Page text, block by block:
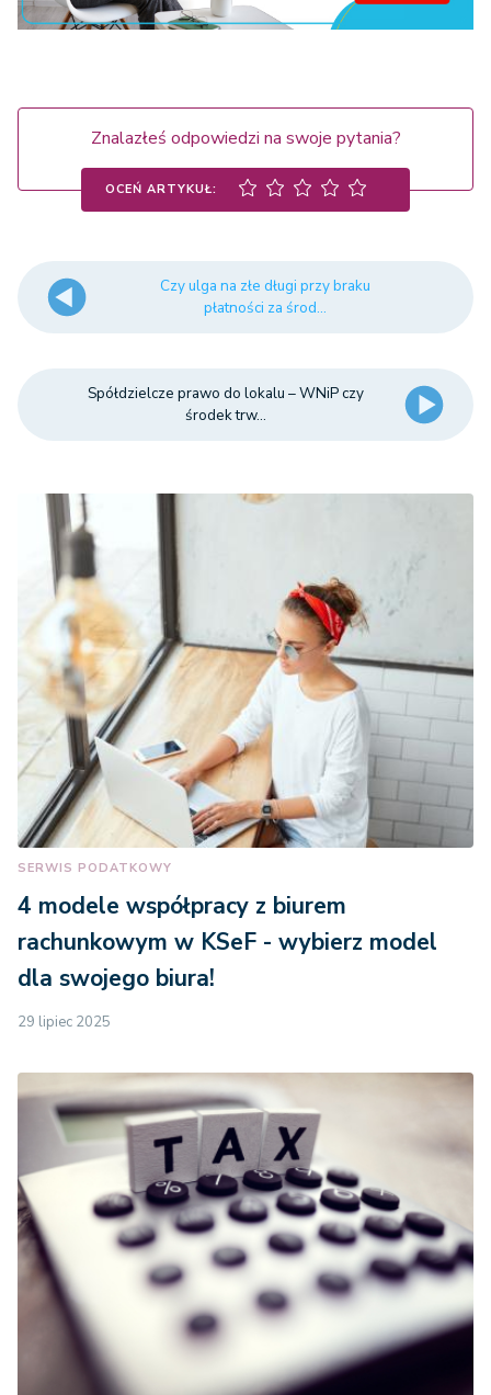
Znalazłeś odpowiedzi na swoje pytania?
OCEŃ ARTYKUŁ:
Czy ulga na złe długi przy braku
płatności za środ...
Spółdzielcze prawo do lokalu – WNiP czy
środek trw...
SERWIS PODATKOWY
4 modele współpracy z biurem
rachunkowym w KSeF - wybierz model
dla swojego biura!
29 lipiec 2025